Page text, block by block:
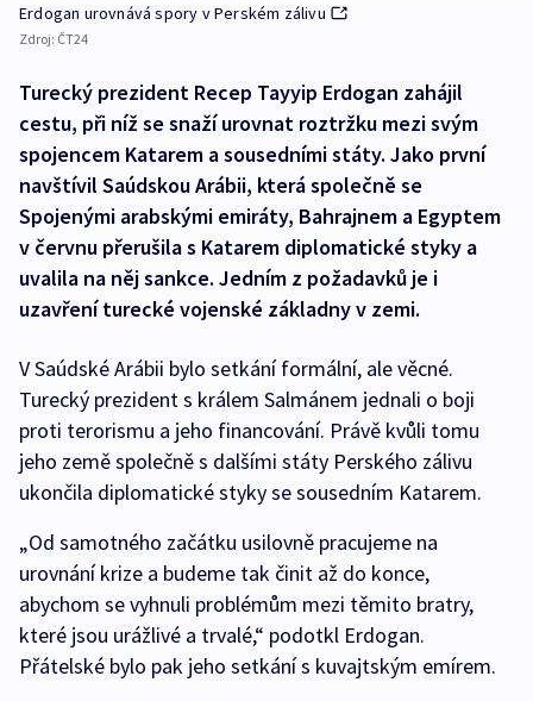
Erdogan urovnává spory v Perském zálivu
Zdroj: ČT24
Turecký prezident Recep Tayyip Erdogan zahájil
cestu, při níž se snaží urovnat roztržku mezi svým
spojencem Katarem a sousedními státy. Jako první
navštívil Saúdskou Arábii, která společně se
Spojenými arabskými emiráty, Bahrajnem a Egyptem
v červnu přerušila s Katarem diplomatické styky a
uvalila na něj sankce. Jedním z požadavků je i
uzavření turecké vojenské základny v zemi.
V Saúdské Arábii bylo setkání formální, ale věcné.
Turecký prezident s králem Salmánem jednali o boji
proti terorismu a jeho financování. Právě kvůli tomu
jeho země společně s dalšími státy Perského zálivu
ukončila diplomatické styky se sousedním Katarem.
„Od samotného začátku usilovně pracujeme na
urovnání krize a budeme tak činit až do konce,
abychom se vyhnuli problémům mezi těmito bratry,
které jsou urážlivé a trvalé,“ podotkl Erdogan.
Přátelské bylo pak jeho setkání s kuvajtským emírem.